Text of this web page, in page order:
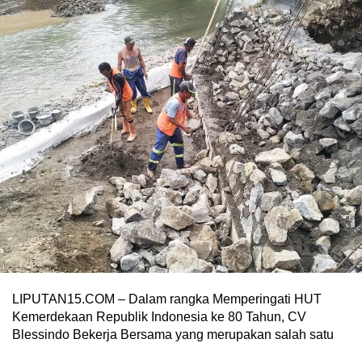
LIPUTAN15.COM – Dalam rangka Memperingati HUT
Kemerdekaan Republik Indonesia ke 80 Tahun, CV
Blessindo Bekerja Bersama yang merupakan salah satu